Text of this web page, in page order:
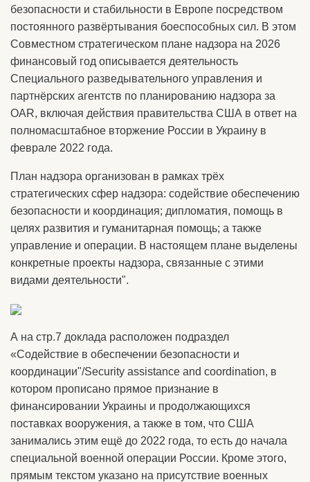
безопасности и стабильности в Европе посредством
постоянного развёртывания боеспособных сил. В этом
Совместном стратегическом плане надзора на 2026
финансовый год описывается деятельность
Специального разведывательного управления и
партнёрских агентств по планированию надзора за
OAR, включая действия правительства США в ответ на
полномасштабное вторжение России в Украину в
феврале 2022 года.
План надзора организован в рамках трёх
стратегических сфер надзора: содействие обеспечению
безопасности и координация; дипломатия, помощь в
целях развития и гуманитарная помощь; а также
управление и операции. В настоящем плане выделены
конкретные проекты надзора, связанные с этими
видами деятельности".
А на стр.7 доклада расположен подраздел
«Содействие в обеспечении безопасности и
координации"/Security assistance and coordination, в
котором прописано прямое признание в
финансировании Украины и продолжающихся
поставках вооружения, а также в том, что США
занимались этим ещё до 2022 года, то есть до начала
специальной военной операции России. Кроме этого,
прямым текстом указано на присутствие военных